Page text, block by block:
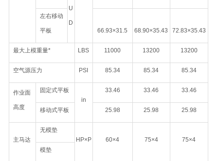
U
D
左右移动
平板 66.93×31.5 68.90×35.43 72.83×35.43
最大上模重量* LBS 11000 13200 13200
空气源压力 PSI 85.34 85.34 85.34
作业面
高度
固定式平板
in
33.46 33.46 33.46
移动式平板 25.98 25.98 25.98
主马达
无模垫
HP×P
60×4 75×4
75×4
模垫